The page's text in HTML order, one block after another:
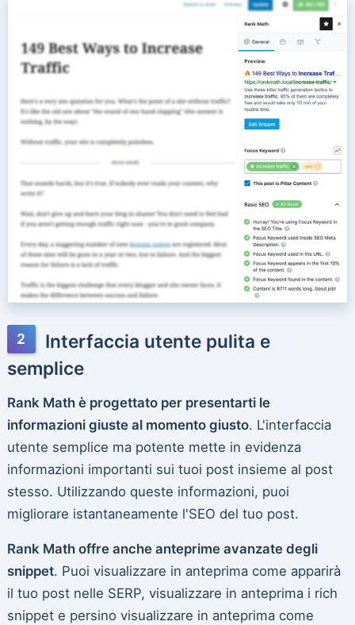
Interfaccia utente pulita e
semplice
Rank Math è progettato per presentarti le
informazioni giuste al momento giusto. L'interfaccia
utente semplice ma potente mette in evidenza
informazioni importanti sui tuoi post insieme al post
stesso. Utilizzando queste informazioni, puoi
migliorare istantaneamente l'SEO del tuo post.
Rank Math offre anche anteprime avanzate degli
snippet. Puoi visualizzare in anteprima come apparirà
il tuo post nelle SERP, visualizzare in anteprima i rich
snippet e persino visualizzare in anteprima come